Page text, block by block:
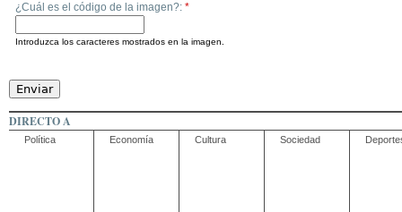
¿Cuál es el código de la imagen?: *
Introduzca los caracteres mostrados en la imagen.
DIRECTO A
Política Economía Cultura Sociedad